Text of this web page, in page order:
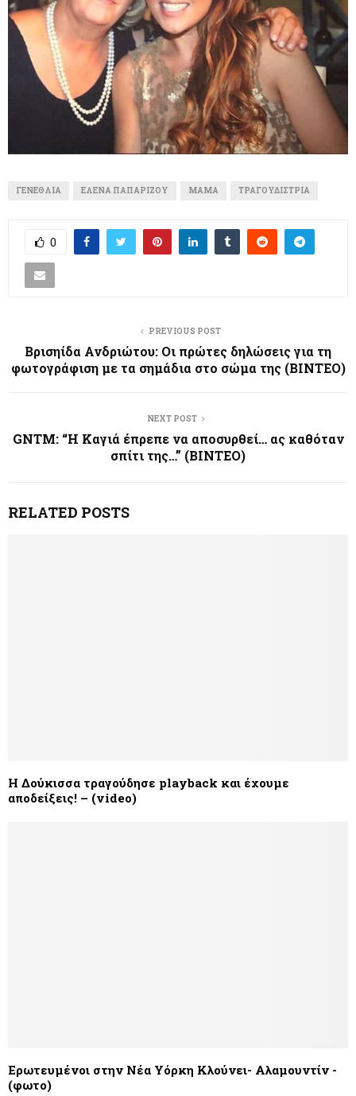
ΓΕΝΈΘΛΙΑ ΈΛΕΝΑ ΠΑΠΑΡΊΖΟΥ ΜΑΜΆ ΤΡΑΓΟΥΔΊΣΤΡΙΑ
0
PREVIOUS POST
Βρισηίδα Ανδριώτου: Οι πρώτες δηλώσεις για τη
φωτογράφιση με τα σημάδια στο σώμα της (ΒΙΝΤΕΟ)
NEXT POST
GNTM: “Η Καγιά έπρεπε να αποσυρθεί… ας καθόταν
σπίτι της…” (ΒΙΝΤΕΟ)
RELATED POSTS
Η Δούκισσα τραγούδησε playback και έχουμε
αποδείξεις! – (video)
Ερωτευμένοι στην Νέα Υόρκη Κλούνει- Αλαμουντίν -
(φωτο)